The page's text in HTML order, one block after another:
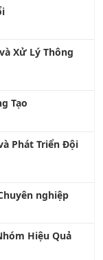
Xử Lý Thông
Tạo
Phát Triển Đội
nghiệp
Hiệu Quả